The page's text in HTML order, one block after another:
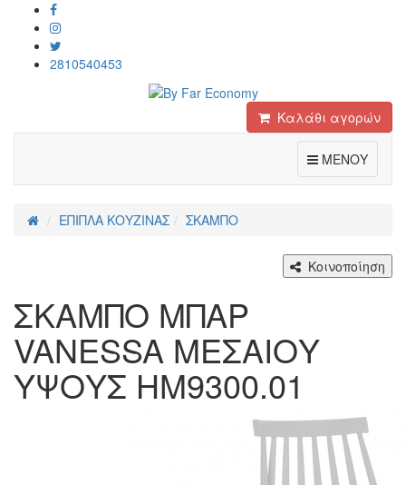
2810540453
Καλάθι αγορών
ΜΕΝΟΥ
ΕΠΙΠΛΑ ΚΟΥΖΙΝΑΣ ΣΚΑΜΠΟ
Κοινοποίηση
ΣΚΑΜΠΟ ΜΠΑΡ
VANESSA ΜΕΣΑΙΟΥ
ΥΨΟΥΣ HM9300.01